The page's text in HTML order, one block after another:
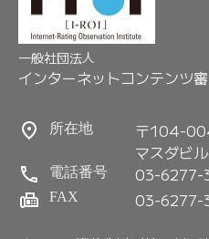
一般社団法人
インターネットコンテンツ
所在地
〒104-
マスダビ
電話番号 03-6277-
FAX
03-6277-